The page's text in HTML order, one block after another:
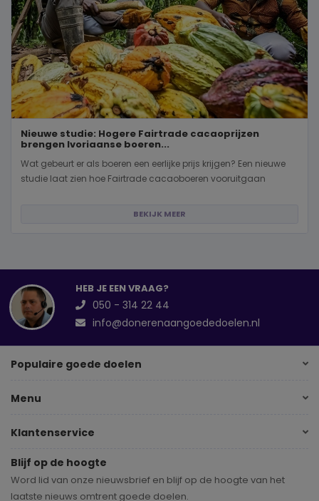
Nieuwe studie: Hogere Fairtrade cacaoprijzen
brengen Ivoriaanse boeren...
Wat gebeurt er als boeren een eerlijke prijs krijgen? Een nieuwe
studie laat zien hoe Fairtrade cacaoboeren vooruitgaan
BEKIJK MEER
HEB JE EEN VRAAG?
050 - 314 22 44
info@donerenaangoededoelen.nl
Populaire goede doelen
Menu
Klantenservice
Blijf op de hoogte
Word lid van onze nieuwsbrief en blijf op de hoogte van het
laatste nieuws omtrent goede doelen.